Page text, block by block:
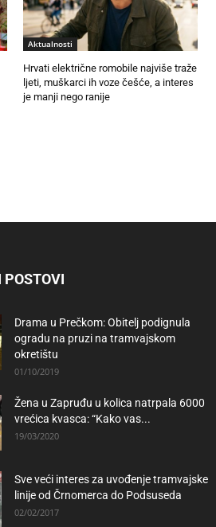
Aktualnosti
Hrvati električne romobile najviše traže
ljeti, muškarci ih voze češće, a interes
je manji nego ranije
POSTOVI
Drama u Prečkom: Obitelj podignula
ogradu na pruzi na tramvajskom
okretištu
01/10/2019
Žena u Zapruđu u kolica natrpala 6000
vrećica kvasca: “Kako vas...
19/03/2020
Sve veći interes za uvođenje tramvajske
linije od Črnomerca do Podsuseda
02/02/2017